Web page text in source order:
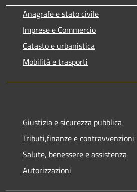
Anagrafe e stato civile
Imprese e Commercio
Catasto e urbanistica
Mobilità e trasporti
Giustizia e sicurezza pubblica
Tributi,finanze e contravvenzioni
Salute, benessere e assistenza
Autorizzazioni